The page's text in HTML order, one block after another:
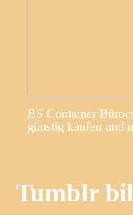
BS Container
günstig kaufen und
Tumblr